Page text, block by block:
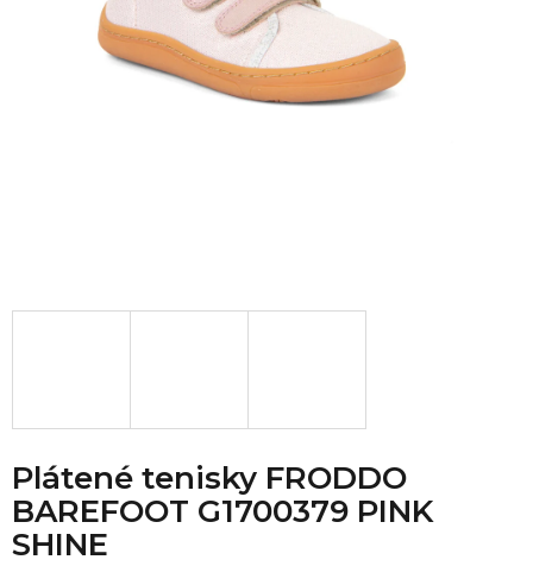
Plátené tenisky FRODDO
BAREFOOT G1700379 PINK
SHINE